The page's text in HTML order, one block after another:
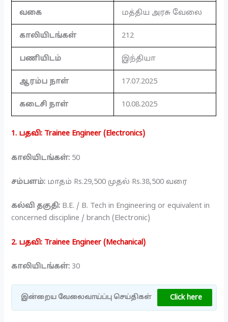
வகை மத்திய அரசு வேலை
காலியிடங்கள் 212
பணியிடம் இந்தியா
ஆரம்ப நாள் 17.07.2025
கடைசி நாள் 10.08.2025
1. பதவி: Trainee Engineer (Electronics)
காலியிடங்கள்: 50
சம்பளம்: மாதம் Rs.29,500 முதல் Rs.38,500 வரை
கல்வி தகுதி: B.E. / B. Tech in Engineering or equivalent in
concerned discipline / branch (Electronic)
2. பதவி: Trainee Engineer (Mechanical)
காலியிடங்கள்: 30
இன்றைய வேலைவாய்ப்பு செய்திகள் Click here